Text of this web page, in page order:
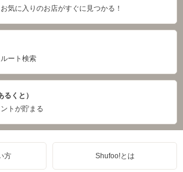
気に入りのお店がすぐに見つかる！
ート検索
くと）
トが貯まる
方 Shufoo!とは